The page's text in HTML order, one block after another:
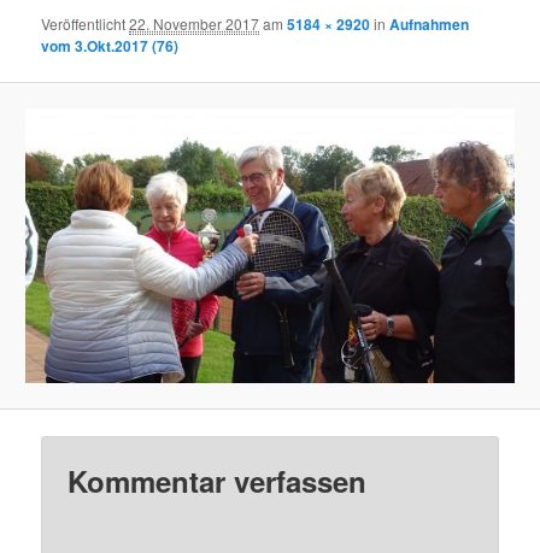
Veröffentlicht22. November 2017am5184 × 2920inAufnahmen
vom 3.Okt.2017 (76)
Kommentar verfassen